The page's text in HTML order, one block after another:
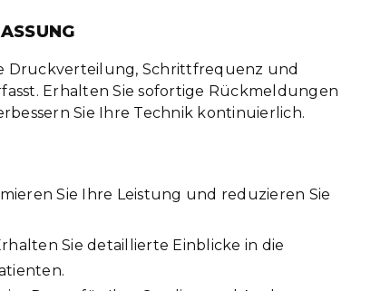
Druckverteilung, Schrittfrequenz und
Erhalten Sie sofortige Rückmeldungen
Sie Ihre Technik kontinuierlich.
Sie Ihre Leistung und reduzieren Sie
Sie detaillierte Einblicke in die